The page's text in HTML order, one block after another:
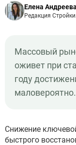
Елена Андреева
Редакция
Массовый
оживет при
году
маловероятно.
Снижение
быстрого